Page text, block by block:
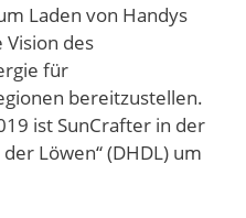
Laden von Handys
des
für
bereitzustellen.
ist SunCrafter in der
Löwen“ (DHDL) um